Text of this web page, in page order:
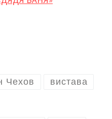
Чехов вистава